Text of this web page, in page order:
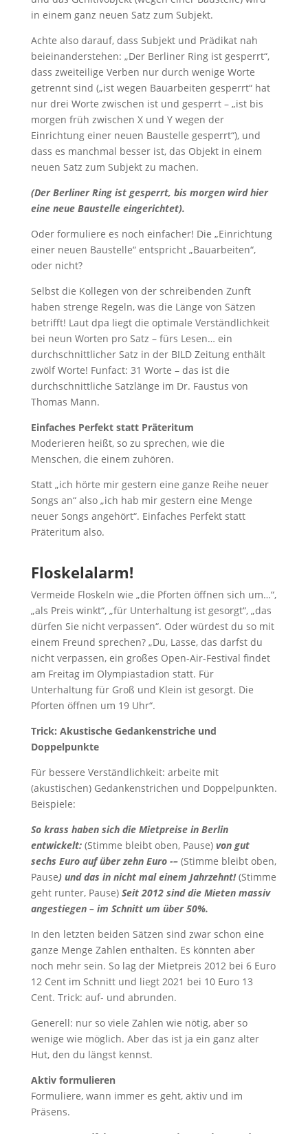
in einem ganz neuen Satz zum Subjekt.
Achte also darauf, dass Subjekt und Prädikat nah
beieinanderstehen: „Der Berliner Ring ist gesperrt“,
dass zweiteilige Verben nur durch wenige Worte
getrennt sind („ist wegen Bauarbeiten gesperrt“ hat
nur drei Worte zwischen ist und gesperrt – „ist bis
morgen früh zwischen X und Y wegen der
Einrichtung einer neuen Baustelle gesperrt“), und
dass es manchmal besser ist, das Objekt in einem
neuen Satz zum Subjekt zu machen.
(Der Berliner Ring ist gesperrt, bis morgen wird hier
eine neue Baustelle eingerichtet).
Oder formuliere es noch einfacher! Die „Einrichtung
einer neuen Baustelle“ entspricht „Bauarbeiten“,
oder nicht?
Selbst die Kollegen von der schreibenden Zunft
haben strenge Regeln, was die Länge von Sätzen
betrifft! Laut dpa liegt die optimale Verständlichkeit
bei neun Worten pro Satz – fürs Lesen… ein
durchschnittlicher Satz in der BILD Zeitung enthält
zwölf Worte! Funfact: 31 Worte – das ist die
durchschnittliche Satzlänge im Dr. Faustus von
Thomas Mann.
Einfaches Perfekt statt Präteritum
Moderieren heißt, so zu sprechen, wie die
Menschen, die einem zuhören.
Statt „ich hörte mir gestern eine ganze Reihe neuer
Songs an“ also „ich hab mir gestern eine Menge
neuer Songs angehört“. Einfaches Perfekt statt
Präteritum also.
Floskelalarm!
Vermeide Floskeln wie „die Pforten öffnen sich um…“,
„als Preis winkt“, „für Unterhaltung ist gesorgt“, „das
dürfen Sie nicht verpassen“. Oder würdest du so mit
einem Freund sprechen? „Du, Lasse, das darfst du
nicht verpassen, ein großes Open-Air-Festival findet
am Freitag im Olympiastadion statt. Für
Unterhaltung für Groß und Klein ist gesorgt. Die
Pforten öffnen um 19 Uhr“.
Trick: Akustische Gedankenstriche und
Doppelpunkte
Für bessere Verständlichkeit: arbeite mit
(akustischen) Gedankenstrichen und Doppelpunkten.
Beispiele:
So krass haben sich die Mietpreise in Berlin
entwickelt: (Stimme bleibt oben, Pause)von gut
sechs Euro auf über zehn Euro -– (Stimme bleibt oben,
Pause) und das in nicht mal einem Jahrzehnt!(Stimme
geht runter, Pause)Seit 2012 sind die Mieten massiv
angestiegen – im Schnitt um über 50%.
In den letzten beiden Sätzen sind zwar schon eine
ganze Menge Zahlen enthalten. Es könnten aber
noch mehr sein. So lag der Mietpreis 2012 bei 6 Euro
12 Cent im Schnitt und liegt 2021 bei 10 Euro 13
Cent. Trick: auf- und abrunden.
Generell: nur so viele Zahlen wie nötig, aber so
wenige wie möglich. Aber das ist ja ein ganz alter
Hut, den du längst kennst.
Aktiv formulieren
Formuliere, wann immer es geht, aktiv und im
Präsens.